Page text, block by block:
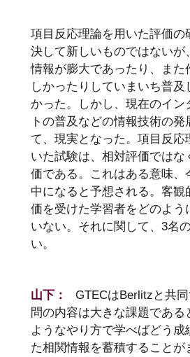
項目反応理論を用いた評価の
決して新しいものではないが
情報が膨大であったり、また
しかったりしていまいち普及
かった。しかし、現在のイン
トの普及などの情報技術の発
て、現実となった。項目反応
いた試験は、相対評価ではな
価である。これはある意味
中になると予想される。客
価を受けた学習者をどのよ
いない。それに関して、3名
い。
山下：
GTECはBerlitzと共
問の内容は大きな課題であ
ようなやり方で学べばどう
た相関情報を蓄積すること